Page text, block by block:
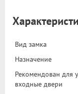
Вид замка
Назначение
Рекомендован для
входные двери